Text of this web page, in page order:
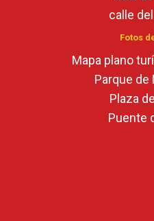
calle
Fotos
Mapa plano
Parque de
Plaza
Puente